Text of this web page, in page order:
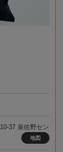
37 泉佐野セン
地図